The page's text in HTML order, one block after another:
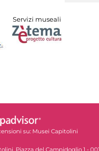
Servizi museali
su: Musei Capitolini